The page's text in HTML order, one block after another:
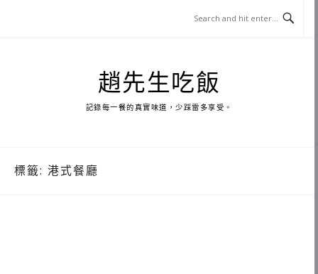
趙先生吃飯
記錄每一餐的真實味道，少踩雷多享受。
標籤: 港式餐廳